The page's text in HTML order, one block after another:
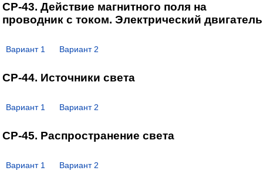
СР-43. Действие магнитного поля на
проводник с током. Электрический двигатель
Вариант 1 Вариант 2
СР-44. Источники света
Вариант 1 Вариант 2
СР-45. Распространение света
Вариант 1 Вариант 2